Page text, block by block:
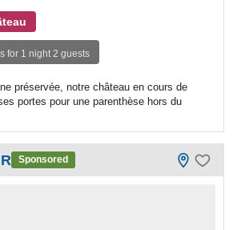
for 1 night 2 guests
préservée, notre château en cours de
portes pour une parenthèse hors du
Sponsored